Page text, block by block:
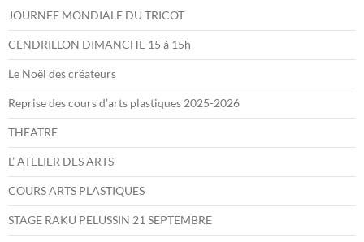
JOURNEE MONDIALE DU TRICOT
CENDRILLON DIMANCHE 15 à 15h
Le Noël des créateurs
Reprise des cours d’arts plastiques 2025-2026
THEATRE
L’ ATELIER DES ARTS
COURS ARTS PLASTIQUES
STAGE RAKU PELUSSIN 21 SEPTEMBRE